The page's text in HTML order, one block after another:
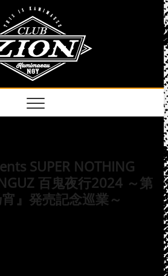
SUPER NOTHING
百鬼夜行2024 ～第
』発売記念巡業～